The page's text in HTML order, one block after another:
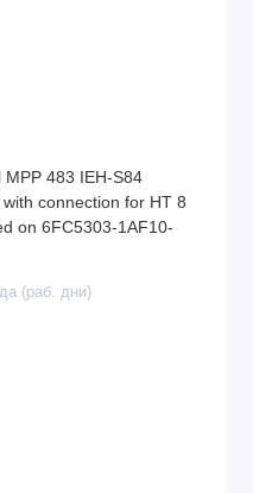
483 IEH-S84
connection for HT 8
on 6FC5303-1AF10-
(раб. дни)